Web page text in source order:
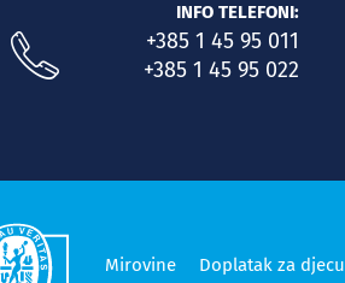
INFO TELEFONI:
+385 1 45 95 011
+385 1 45 95 022
Mirovine Doplatak za djecu